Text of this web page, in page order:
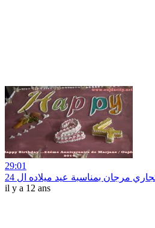
29:01
مرجان بمناسبة عيد ميلاده ال 24
il y a 12 ans